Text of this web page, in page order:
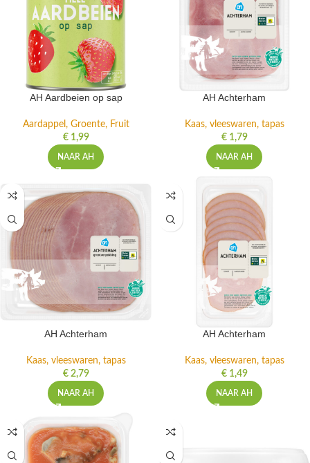
AH Aardbeien op sap
Aardappel, Groente, Fruit
€1,99
NAAR AH
AH Achterham
Kaas, vleeswaren, tapas
€1,79
NAAR AH
AH Achterham
Kaas, vleeswaren, tapas
€2,79
NAAR AH
AH Achterham
Kaas, vleeswaren, tapas
€1,49
NAAR AH